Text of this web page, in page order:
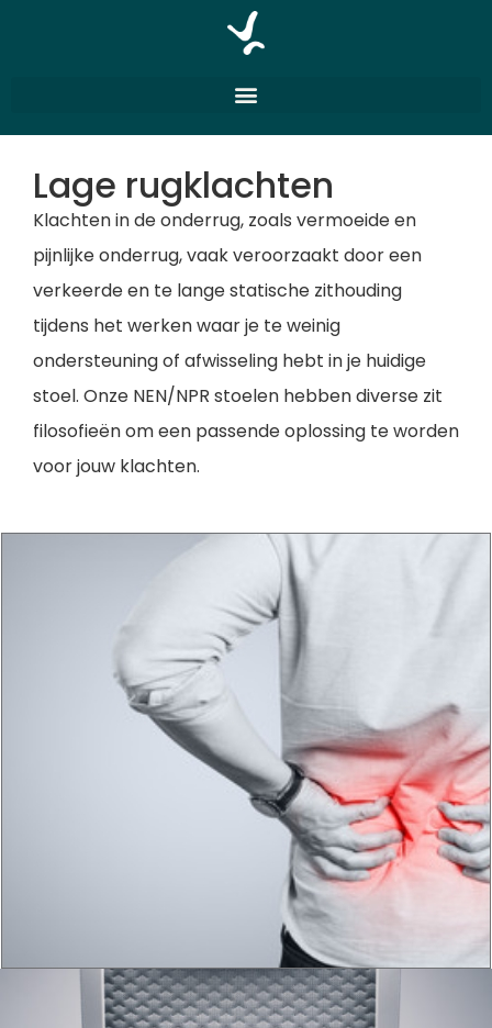
Lage rugklachten
Klachten in de onderrug, zoals vermoeide en
pijnlijke onderrug, vaak veroorzaakt door een
verkeerde en te lange statische zithouding
tijdens het werken waar je te weinig
ondersteuning of afwisseling hebt in je huidige
stoel. Onze NEN/NPR stoelen hebben diverse zit
filosofieën om een passende oplossing te worden
voor jouw klachten.